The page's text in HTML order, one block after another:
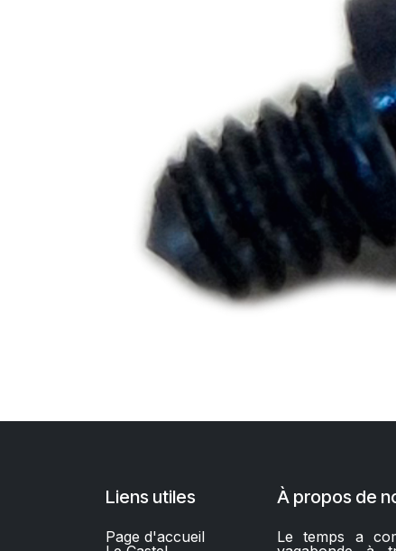
Liens utiles
Page d'accueil
À propos de
Le temps a